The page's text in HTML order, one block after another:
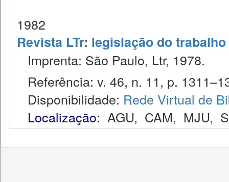
1982
Revista LTr: legislação do trabalho
Imprenta: São Paulo, Ltr, 1978.
Referência: v. 46, n. 11, p.
Disponibilidade: Rede Virtual de
Localização: AGU, CAM, MJU,